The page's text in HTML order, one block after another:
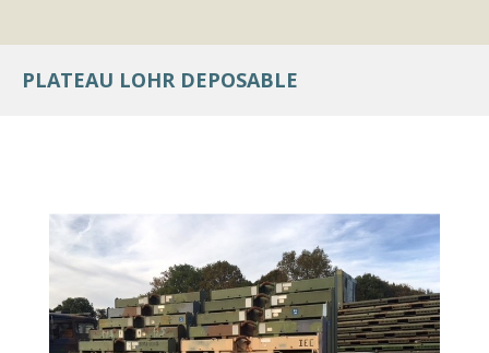
PLATEAU LOHR DEPOSABLE